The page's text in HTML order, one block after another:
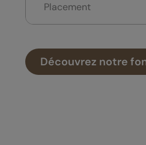
Placement
Découvrez notre